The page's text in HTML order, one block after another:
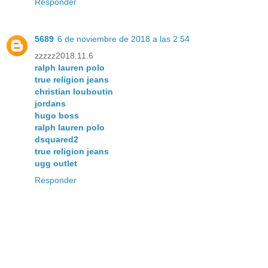
5689 6 de noviembre de 2018 a las 2:54
zzzzz2018.11.6
ralph lauren polo
true religion jeans
christian louboutin
jordans
hugo boss
ralph lauren polo
dsquared2
true religion jeans
ugg outlet
Responder